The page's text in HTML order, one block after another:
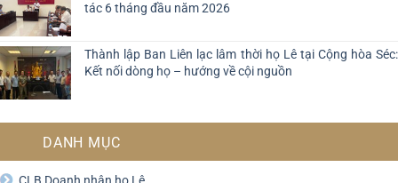
tác 6 tháng đầu năm 2026
Thành lập Ban Liên lạc lâm thời họ Lê tại Cộng hòa Séc:
Kết nối dòng họ – hướng về cội nguồn
DANH MỤC